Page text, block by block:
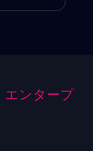
エンタープ